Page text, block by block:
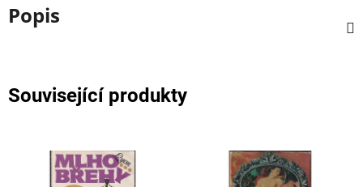
Popis
Související produkty